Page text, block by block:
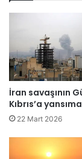
s
s
ğ
ı
z
e
M
a
a
İran savaşının
Kıbrıs’a
22 Mart 2026